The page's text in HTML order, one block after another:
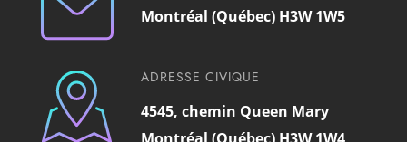
Montréal (Québec) H3W 1W5
ADRESSE CIVIQUE
4545, chemin Queen Mary